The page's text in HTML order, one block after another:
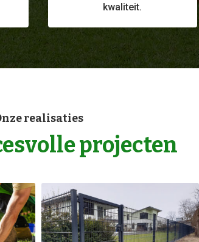
kwaliteit.
realisaties
projecten